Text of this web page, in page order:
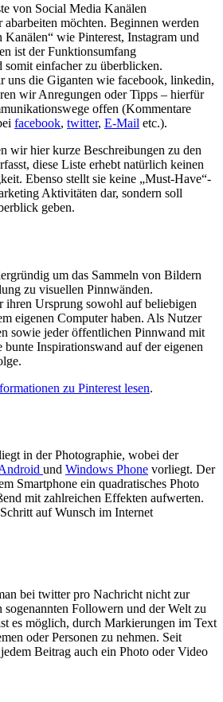
von Social Media Kanälen
möchten. Beginnen werden
wie Pinterest, Instagram und
ist der Funktionsumfang
einfacher zu überblicken.
uns die Giganten wie facebook, linkedin,
wir Anregungen oder Tipps – hierfür
offen (Kommentare
facebook, twitter, E-Mail etc.).
wir hier kurze Beschreibungen zu den
diese Liste erhebt natürlich keinen
Ebenso stellt sie keine „Must-Have“-
Aktivitäten dar, sondern soll
geben.
um das Sammeln von Bildern
zu visuellen Pinnwänden.
Ursprung sowohl auf beliebigen
eigenen Computer haben. Als Nutzer
sowie jeder öffentlichen Pinnwand mit
Inspirationswand auf der eigenen
zu Pinterest lesen.
in der Photographie, wobei der
und Windows Phone vorliegt. Der
Smartphone ein quadratisches Photo
mit zahlreichen Effekten aufwerten.
auf Wunsch im Internet
bei twitter pro Nachricht nicht zur
Followern und der Welt zu
es möglich, durch Markierungen im Text
oder Personen zu nehmen. Seit
Beitrag auch ein Photo oder Video